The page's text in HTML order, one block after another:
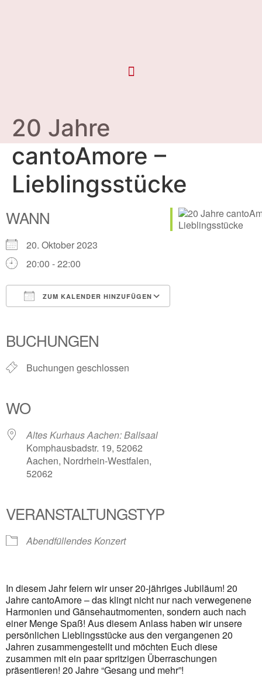
20 Jahre
cantoAmore –
Lieblingsstücke
WANN
20. Oktober 2023
20:00 - 22:00
ZUM KALENDER HINZUFÜGEN
BUCHUNGEN
Buchungen geschlossen
WO
Altes Kurhaus Aachen: Ballsaal
Komphausbadstr. 19, 52062
Aachen, Nordrhein-Westfalen,
52062
VERANSTALTUNGSTYP
Abendfüllendes Konzert
In diesem Jahr feiern wir unser 20-jähriges Jubiläum! 20
Jahre cantoAmore – das klingt nicht nur nach verwegenene
Harmonien und Gänsehautmomenten, sondern auch nach
einer Menge Spaß! Aus diesem Anlass haben wir unsere
persönlichen Lieblingsstücke aus den vergangenen 20
Jahren zusammengestellt und möchten Euch diese
zusammen mit ein paar spritzigen Überraschungen
präsentieren! 20 Jahre “Gesang und mehr”!